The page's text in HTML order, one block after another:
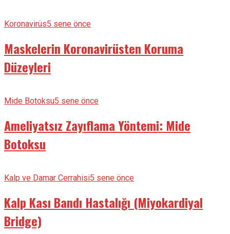
Koronavirüs5 sene önce
Maskelerin Koronavirüsten Koruma
Düzeyleri
Mide Botoksu5 sene önce
Ameliyatsız Zayıflama Yöntemi: Mide
Botoksu
Kalp ve Damar Cerrahisi5 sene önce
Kalp Kası Bandı Hastalığı (Miyokardiyal
Bridge)